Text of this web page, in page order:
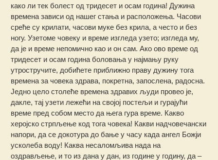
како ли тек болест од тридесет и осам година! Дужина
времена зависи од нашег стања и расположења. Часови
среће су крилати, часови муке без крила, а често и без
ногу. Узетоме човеку и време изгледа узето; изгледа му,
да је и време непомично као и он сам. Ако ово време од
тридесет и осам година боловања у најмању руку
утростручите, добићете приближно праву дужину тога
времена за човека здрава, покретна, запослена, радосна.
Једно цело столеће времена здравих људи провео је,
дакле, тај узети лежећи на својој постељи и гурајући
време пред собом место да њега гура време. Какво
херојско стрпљење код тога човека! Какви надчовечански
напори, да се докотура до бање у часу када ангел Божји
усколеба воду! Каква несаломљива нада на
оздрављење, и то из дана у дан, из године у годину, да –